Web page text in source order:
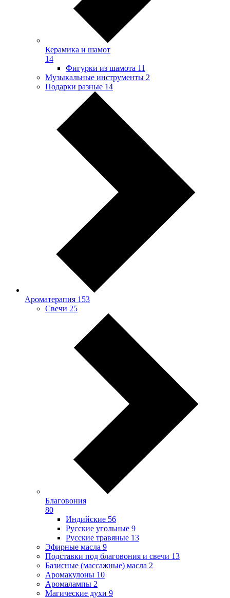
Керамика и шамот
14
Фигурки из шамота 11
Музыкальные инструменты 2
Подарки разные 14
Ароматерапия 153
Свечи 25
Благовония
80
Индийские 56
Русские угольные 9
Русские травяные 13
Эфирные масла 9
Подставки под благовония и свечи 13
Базисные (массажные) масла 2
Аромакулоны 10
Аромалампы 2
Магические духи 9